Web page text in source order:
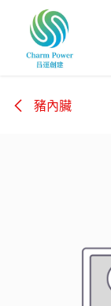
跳至內容
豬內臟